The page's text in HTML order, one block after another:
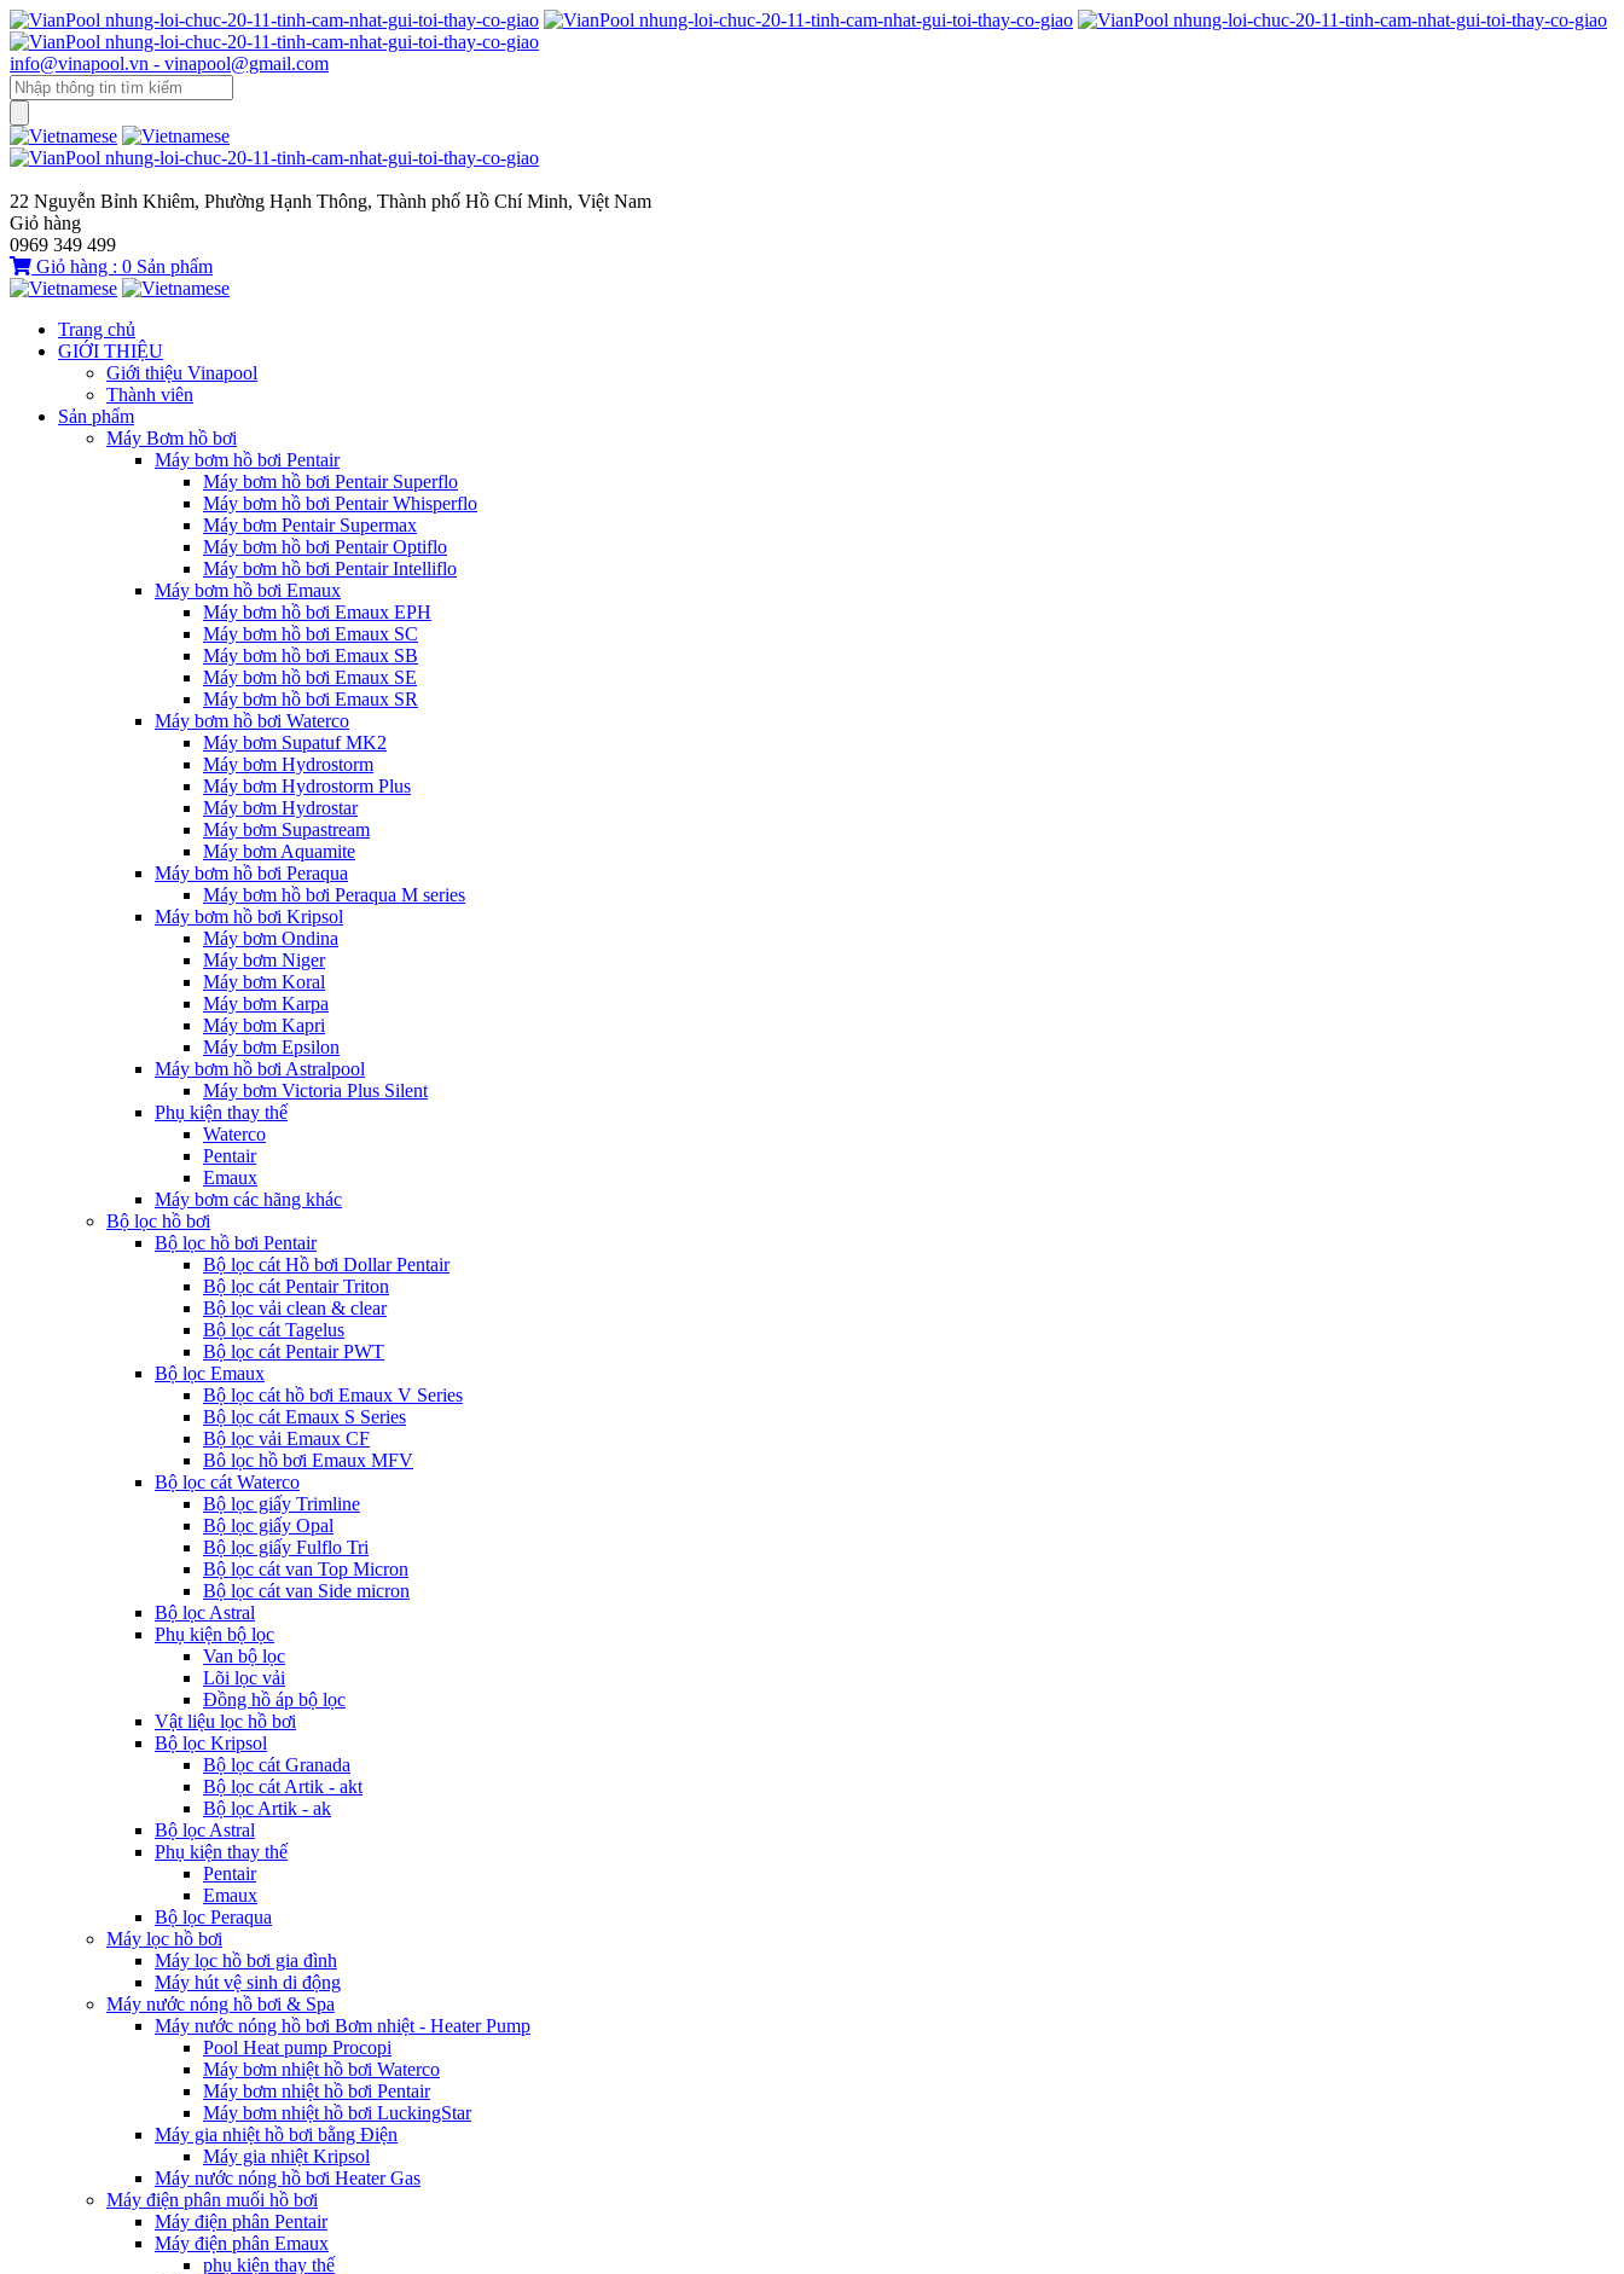
info@vinapool.vn - vinapool@gmail.com
22 Nguyễn Bỉnh Khiêm, Phường Hạnh Thông, Thành phố Hồ Chí Minh, Việt Nam
Giỏ hàng
0969 349 499
Giỏ hàng : 0 Sản phẩm
Trang chủ
GIỚI THIỆU
Giới thiệu Vinapool
Thành viên
Sản phẩm
Máy Bơm hồ bơi
Máy bơm hồ bơi Pentair
Máy bơm hồ bơi Pentair Superflo
Máy bơm hồ bơi Pentair Whisperflo
Máy bơm Pentair Supermax
Máy bơm hồ bơi Pentair Optiflo
Máy bơm hồ bơi Pentair Intelliflo
Máy bơm hồ bơi Emaux
Máy bơm hồ bơi Emaux EPH
Máy bơm hồ bơi Emaux SC
Máy bơm hồ bơi Emaux SB
Máy bơm hồ bơi Emaux SE
Máy bơm hồ bơi Emaux SR
Máy bơm hồ bơi Waterco
Máy bơm Supatuf MK2
Máy bơm Hydrostorm
Máy bơm Hydrostorm Plus
Máy bơm Hydrostar
Máy bơm Supastream
Máy bơm Aquamite
Máy bơm hồ bơi Peraqua
Máy bơm hồ bơi Peraqua M series
Máy bơm hồ bơi Kripsol
Máy bơm Ondina
Máy bơm Niger
Máy bơm Koral
Máy bơm Karpa
Máy bơm Kapri
Máy bơm Epsilon
Máy bơm hồ bơi Astralpool
Máy bơm Victoria Plus Silent
Phụ kiện thay thế
Waterco
Pentair
Emaux
Máy bơm các hãng khác
Bộ lọc hồ bơi
Bộ lọc hồ bơi Pentair
Bộ lọc cát Hồ bơi Dollar Pentair
Bộ lọc cát Pentair Triton
Bộ lọc vải clean & clear
Bộ lọc cát Tagelus
Bộ lọc cát Pentair PWT
Bộ lọc Emaux
Bộ lọc cát hồ bơi Emaux V Series
Bộ lọc cát Emaux S Series
Bộ lọc vải Emaux CF
Bô lọc hồ bơi Emaux MFV
Bộ lọc cát Waterco
Bộ lọc giấy Trimline
Bộ lọc giấy Opal
Bộ lọc giấy Fulflo Tri
Bộ lọc cát van Top Micron
Bộ lọc cát van Side micron
Bộ lọc Astral
Phụ kiện bộ lọc
Van bộ lọc
Lõi lọc vải
Đồng hồ áp bộ lọc
Vật liệu lọc hồ bơi
Bộ lọc Kripsol
Bộ lọc cát Granada
Bộ lọc cát Artik - akt
Bộ lọc Artik - ak
Bộ lọc Astral
Phụ kiện thay thế
Pentair
Emaux
Bộ lọc Peraqua
Máy lọc hồ bơi
Máy lọc hồ bơi gia đình
Máy hút vệ sinh di động
Máy nước nóng hồ bơi & Spa
Máy nước nóng hồ bơi Bơm nhiệt - Heater Pump
Pool Heat pump Procopi
Máy bơm nhiệt hồ bơi Waterco
Máy bơm nhiệt hồ bơi Pentair
Máy bơm nhiệt hồ bơi LuckingStar
Máy gia nhiệt hồ bơi bằng Điện
Máy gia nhiệt Kripsol
Máy nước nóng hồ bơi Heater Gas
Máy điện phân muối hồ bơi
Máy điện phân Pentair
Máy điện phân Emaux
phụ kiện thay thế